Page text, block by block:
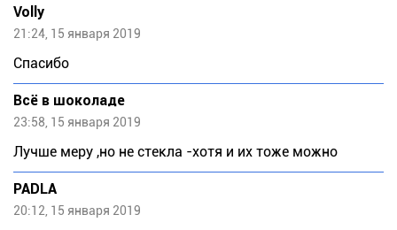
Volly
21:24, 15 января 2019
Спасибо
Всё в шоколаде
23:58, 15 января 2019
Лучше меру ,но не стекла -хотя и их тоже можно
PADLA
20:12, 15 января 2019